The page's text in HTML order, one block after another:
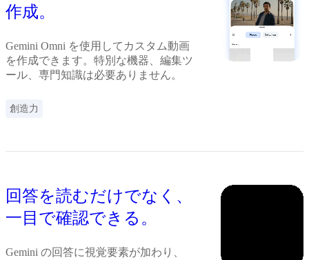
作成。
Gemini Omni を使用してカスタム動画
を作成できます。特別な機器、編集ツ
ール、専門知識は必要ありません。
創造力
回答を読むだけでなく、
一目で確認できる。
Gemini の回答に視覚要素が加わり、